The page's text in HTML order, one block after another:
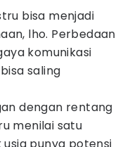
bisa menjadi
lho. Perbedaan
komunikasi
saling
dengan rentang
menilai satu